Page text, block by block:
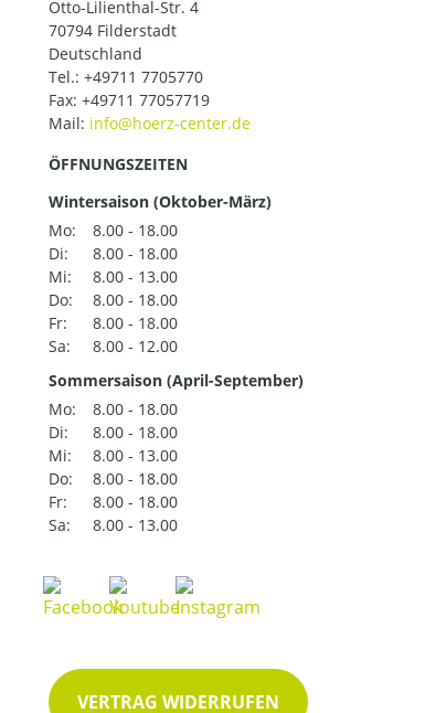
Otto-Lilienthal-Str. 4
70794 Filderstadt
Deutschland
Tel.: +49711 7705770
Fax: +49711 77057719
Mail:
ÖFFNUNGSZEITEN
Wintersaison (Oktober-März)
Mo:
8.00 - 18.00
Di:
8.00 - 18.00
Mi:
8.00 - 13.00
Do:
8.00 - 18.00
Fr:
8.00 - 18.00
Sa:
8.00 - 12.00
Sommersaison (April-September)
Mo:
8.00 - 18.00
Di:
8.00 - 18.00
Mi:
8.00 - 13.00
Do:
8.00 - 18.00
Fr:
8.00 - 18.00
Sa:
8.00 - 13.00
VERTRAG WIDERRUFEN